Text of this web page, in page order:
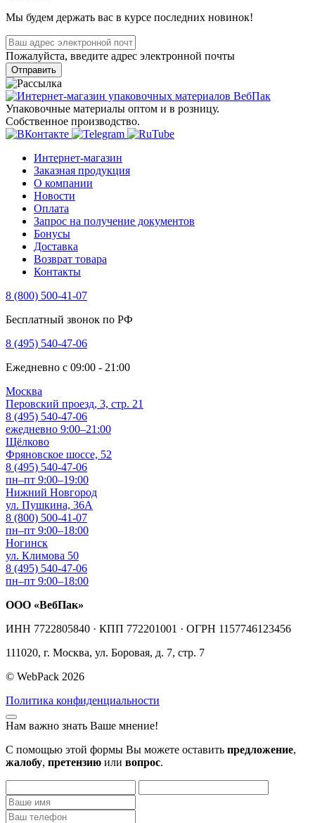
Мы будем держать вас в курсе последних новинок!
Пожалуйста, введите адрес электронной почты
Отправить
Упаковочные материалы оптом и в розницу.
Собственное производство.
Интернет-магазин
Заказная продукция
О компании
Новости
Оплата
Запрос на получение документов
Бонусы
Доставка
Возврат товара
Контакты
8 (800) 500-41-07
Бесплатный звонок по РФ
8 (495) 540-47-06
Ежедневно с 09:00 - 21:00
Москва
Перовский проезд, 3, стр. 21
8 (495) 540-47-06
ежедневно 9:00–21:00
Щёлково
Фряновское шоссе, 52
8 (495) 540-47-06
пн–пт 9:00–19:00
Нижний Новгород
ул. Пушкина, 36А
8 (800) 500-41-07
пн–пт 9:00–18:00
Ногинск
ул. Климова 50
8 (495) 540-47-06
пн–пт 9:00–18:00
ООО «ВебПак»
ИНН 7722805840 · КПП 772201001 · ОГРН 1157746123456
111020, г. Москва, ул. Боровая, д. 7, стр. 7
© WebPack 2026
Политика конфиденциальности
Нам важно знать Ваше мнение!
С помощью этой формы Вы можете оставить предложение,
жалобу, претензию или вопрос.